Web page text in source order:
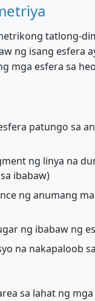
tatlong-
ng isang esfera
mga esfera sa
patungo sa
ng linya na
ibabaw)
ng anumang
ng ibabaw ng
na nakapaloob
sa lahat ng